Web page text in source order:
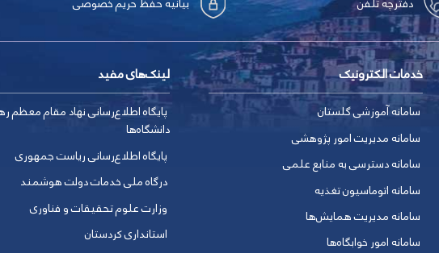
دفترچه تلفن بیانیه حفظ حریم خصوصی
خدمات الکترونیک
سامانه آموزشی گلستان
سامانه مدیریت امور پژوهشی
سامانه دسترسی به منابع علمی
سامانه اتوماسیون تغذیه
سامانه مدیریت همایش‌ها
سامانه امور خوابگاه‌ها
لینک‌های مفید
پایگاه اطلاع‌رسانی نهاد مقام معظم
دانشگاه‌ها
پایگاه اطلاع‌رسانی ریاست جمهوری
درگاه ملی خدمات دولت هوشمند
وزارت علوم تحقیقات و فناوری
استانداری کردستان